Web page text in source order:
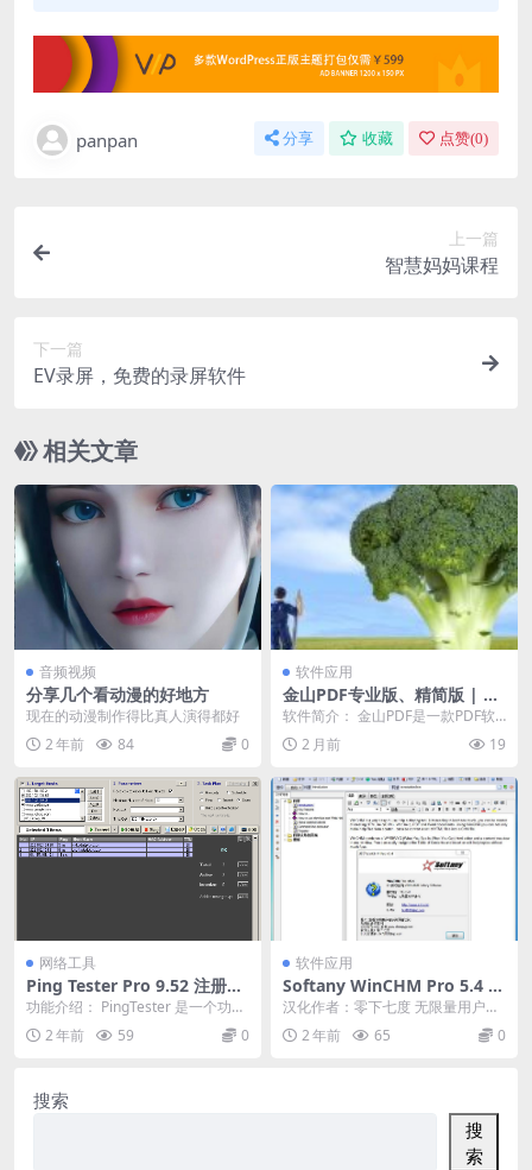
panpan 分享 收藏 点赞(0)
上一篇
智慧妈妈课程
下一篇
EV录屏，免费的录屏软件
相关文章
音频视频
分享几个看动漫的好地方
现在的动漫制作得比真人演得都好
2 年前
84 0
软件应用
金山PDF专业版、精简版 | Ki
ngsoft PDF
软件简介： 金山PDF是一款PDF软
件，集成PDF阅读、编辑、转换等
多种功能。 ...
2 月前 19
网络工具
Ping Tester Pro 9.52 注册版-
图形化Ping命令工具
功能介绍： PingTester 是一个功能
强大的图形化Ping命令网络测试工
具...2 年前 59 0
软件应用
Softany WinCHM Pro 5.4 零
下七度汉化特别版-html帮助
编辑制作软件
汉化作者：零下七度 无限量用户授
权版 引领首发简体中文完美汉化版
本 WinCHM...
2 年前 65 0
搜索
搜
索